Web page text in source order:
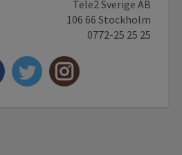
Tele2 Sverige AB
106 66 Stockholm
0772-25 25 25